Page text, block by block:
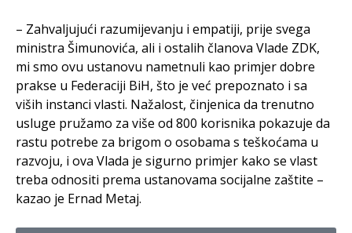
– Zahvaljujući razumijevanju i empatiji, prije svega
ministra Šimunovića, ali i ostalih članova Vlade ZDK,
mi smo ovu ustanovu nametnuli kao primjer dobre
prakse u Federaciji BiH, što je već prepoznato i sa
viših instanci vlasti. Nažalost, činjenica da trenutno
usluge pružamo za više od 800 korisnika pokazuje da
rastu potrebe za brigom o osobama s teškoćama u
razvoju, i ova Vlada je sigurno primjer kako se vlast
treba odnositi prema ustanovama socijalne zaštite –
kazao je Ernad Metaj.